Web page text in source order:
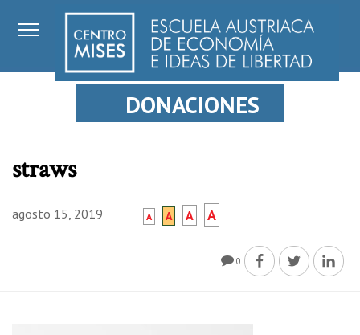
DONACIONES
straws
agosto 15, 2019 A A A A
0